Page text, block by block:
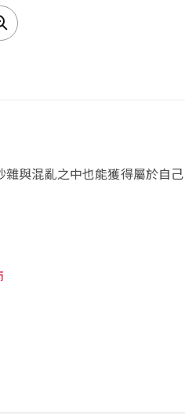
與混亂之中也能獲得屬於自己